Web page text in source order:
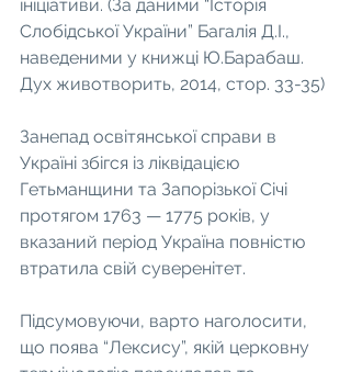
ініціативи. (За даними “Історія
Слобідської України” Багалія Д.І.,
наведеними у книжці Ю.Барабаш.
Дух животворить, 2014, стор. 33-35)
Занепад освітянської справи в
Україні збігся із ліквідацією
Гетьманщини та Запорізької Січі
протягом 1763 — 1775 років, у
вказаний період Україна повністю
втратила свій суверенітет.
Підсумовуючи, варто наголосити,
що поява “Лексису”, якій церковну